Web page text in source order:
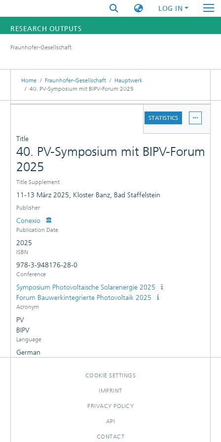
LOG IN
RESEARCH OUTPUTS
RESEARCHERS
INSTITUTES
Fraunhofer-Gesellschaft
Home Fraunhofer-Gesellschaft
Hauptwerk
40. PV-Symposium mit BIPV-Forum 2025
STATISTICS
Title
40. PV-Symposium mit BIPV-Forum
2025
Title Supplement
11-13 März 2025, Kloster Banz, Bad Staffelstein
Publisher
Conexio
Publication Date
2025
ISBN
978-3-948176-28-0
Conference
Symposium Photovoltaische Solarenergie 2025
Forum Bauwerkintegrierte Photovoltaik 2025
Acronym
PV
BIPV
Language
German
COOKIE SETTINGS
IMPRINT
PRIVACY POLICY
API
CONTACT